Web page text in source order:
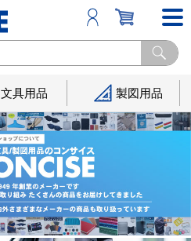
文具用品 製図用品